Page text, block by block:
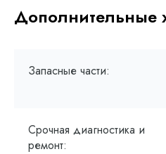
Дополнительные
Запасные части:
Срочная диагностика и
ремонт: